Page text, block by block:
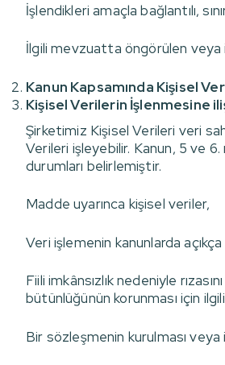
İşlendikleri amaçla bağlantılı,
İlgili mevzuatta öngörülen veya
Kanun Kapsamında Kişisel
Kişisel Verilerin İşlenmesine
Şirketimiz Kişisel Verileri veri
Verileri işleyebilir. Kanun, 5 ve 6.
durumları belirlemiştir.
Madde uyarınca kişisel veriler,
Veri işlemenin kanunlarda
Fiili imkânsızlık nedeniyle
bütünlüğünün korunması için
Bir sözleşmenin kurulması